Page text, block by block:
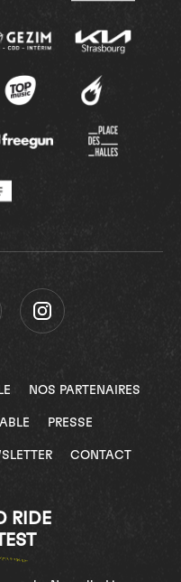
NOS PARTENAIRES
PRESSE
CONTACT
RIDE